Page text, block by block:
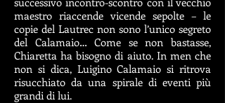
maestroriaccende vicende sepolte – le
copie del Lautrec non sono l’unico segreto
del Calamaio… Come se non bastasse,
Chiarettaha bisogno di aiuto. In men che
non si dica, LuiginoCalamaio si ritrova
risucchiato da una spirale di eventi più
grandi di lui.